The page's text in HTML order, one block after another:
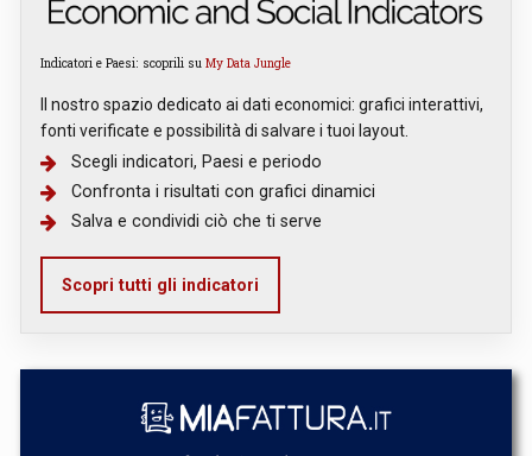
Indicatori e Paesi: scoprili su My Data Jungle
Il nostro spazio dedicato ai dati economici: grafici interattivi,
fonti verificate e possibilità di salvare i tuoi layout.
Scegli indicatori, Paesi e periodo
Confronta i risultati con grafici dinamici
Salva e condividi ciò che ti serve
Scopri tutti gli indicatori